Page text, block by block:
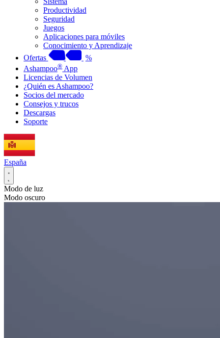
Productividad
Seguridad
Juegos
Aplicaciones para móviles
Conocimiento y Aprendizaje
Ofertas
%
Ashampoo® App
Licencias de Volumen
¿Quién es Ashampoo?
Socios del mercado
Consejos y trucos
Descargas
Soporte
España
Modo de luz
Modo oscuro